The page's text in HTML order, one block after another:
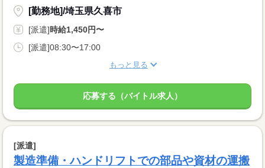
[勤務地]/埼玉県久喜市
[派遣]時給1,450円〜
[派遣]08:30〜17:00
もっと見る
応募する（バイトル求人）
[派遣]
製造準備・ハンドリフトでの部品や資材の運搬